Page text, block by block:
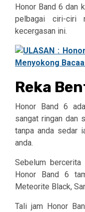
Honor Band 6 dan
pelbagai ciri-ciri
kecergasan ini.
Reka
Honor Band 6
sangat ringan dan
tanpa anda sedar
anda.
Sebelum bercerita
Honor Band 6
Meteorite Black,
Tali jam Honor